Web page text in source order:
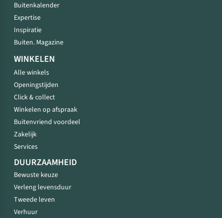
Buitenkalender
Expertise
Inspiratie
Buiten. Magazine
WINKELEN
Alle winkels
Openingstijden
Click & collect
Winkelen op afspraak
Buitenvriend voordeel
Zakelijk
Services
DUURZAAMHEID
Bewuste keuze
Verleng levensduur
Tweede leven
Verhuur